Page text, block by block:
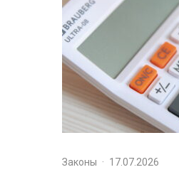
Законы · 17.07.2026